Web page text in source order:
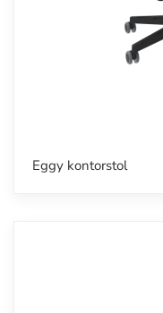
Eggy kontorstol